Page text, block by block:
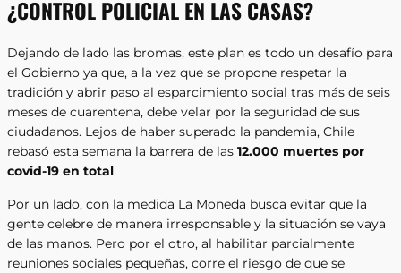
¿CONTROL POLICIAL EN LAS CASAS?
Dejando de lado las bromas, este plan es todo un desafío para
el Gobierno ya que, a la vez que se propone respetar la
tradición y abrir paso al esparcimiento social tras más de seis
meses de cuarentena, debe velar por la seguridad de sus
ciudadanos. Lejos de haber superado la pandemia, Chile
rebasó esta semana la barrera de las 12.000 muertes por
covid-19 en total.
Por un lado, con la medida La Moneda busca evitar que la
gente celebre de manera irresponsable y la situación se vaya
de las manos. Pero por el otro, al habilitar parcialmente
reuniones sociales pequeñas, corre el riesgo de que se